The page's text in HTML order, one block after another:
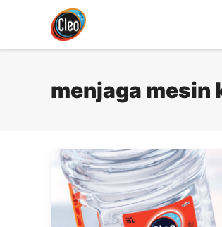
menjaga mesin